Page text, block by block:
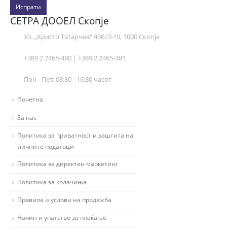
Испрати
СЕТРА ДООЕЛ Скопје
Ул. „Христо Татарчев“ 43б/3-10, 1000 Скопје
+389 2 2465-480 | +389 2 2465-481
Пон - Пет: 08:30 - 16:30 часот
Почетна
За нас
Политика за приватност и заштита на
личните податоци
Политика за директен маркетинг
Политика за колачиња
Правила и услови на продажба
Начин и упатство за плаќање